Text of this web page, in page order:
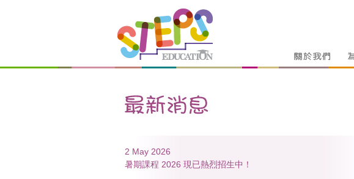
2 May 2026
暑期課程 2026 現已熱烈招生中！